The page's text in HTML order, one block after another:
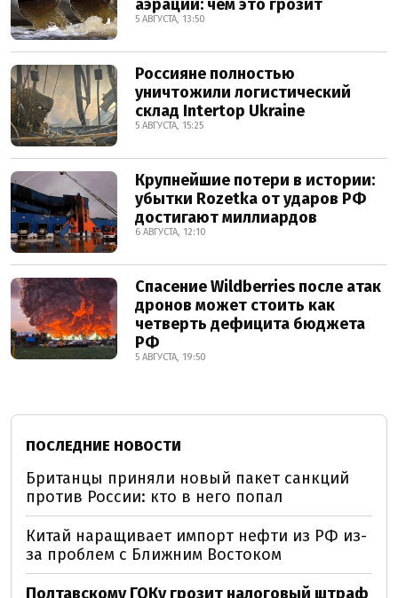
аэрации: чем это грозит
5 АВГУСТА, 13:50
Россияне полностью
уничтожили логистический
склад Intertop Ukraine
5 АВГУСТА, 15:25
Крупнейшие потери в истории:
убытки Rozetka от ударов РФ
достигают миллиардов
6 АВГУСТА, 12:10
Спасение Wildberries после атак
дронов может стоить как
четверть дефицита бюджета
РФ
5 АВГУСТА, 19:50
ПОСЛЕДНИЕ НОВОСТИ
Британцы приняли новый пакет санкций
против России: кто в него попал
Китай наращивает импорт нефти из РФ из-
за проблем с Ближним Востоком
Полтавскому ГОКу грозит налоговый штраф